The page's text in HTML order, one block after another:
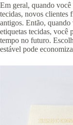
Em geral, quando você
tecidas, novos clientes
antigos. Então,
etiquetas tecidas, você
tempo no futuro.
estável pode